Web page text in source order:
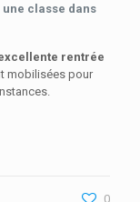
classe dans
rentrée
mobilisées pour
0